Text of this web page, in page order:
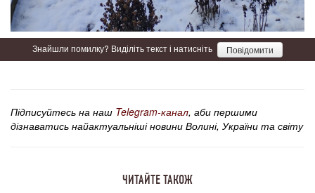
Знайшли помилку? Виділіть текст і натисніть Повідомити
Підписуйтесь на наш Telegram-канал, аби першими
дізнаватись найактуальніші новини Волині, України та світу
ЧИТАЙТЕ ТАКОЖ